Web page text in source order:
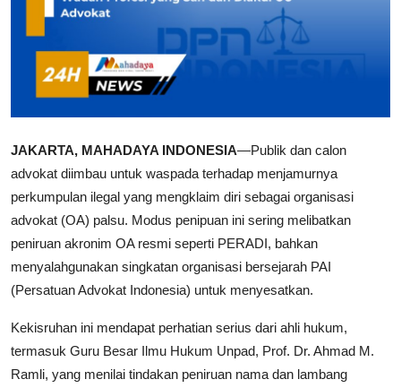
JAKARTA, MAHADAYA INDONESIA—Publik dan calon
advokat diimbau untuk waspada terhadap menjamurnya
perkumpulan ilegal yang mengklaim diri sebagai organisasi
advokat (OA) palsu. Modus penipuan ini sering melibatkan
peniruan akronim OA resmi seperti PERADI, bahkan
menyalahgunakan singkatan organisasi bersejarah PAI
(Persatuan Advokat Indonesia) untuk menyesatkan.
Kekisruhan ini mendapat perhatian serius dari ahli hukum,
termasuk Guru Besar Ilmu Hukum Unpad, Prof. Dr. Ahmad M.
Ramli, yang menilai tindakan peniruan nama dan lambang